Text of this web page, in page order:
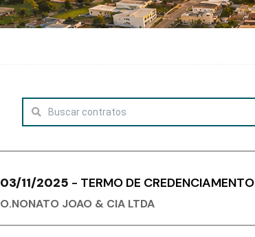
03/11/2025 - TERMO DE CREDENCIAMENTO
O.NONATO JOAO & CIA LTDA